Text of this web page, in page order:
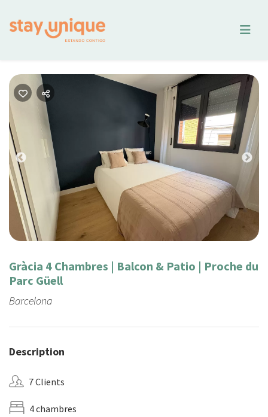
Previous
Gràcia 4 Chambres | Balcon & Patio | Proche du
Parc Güell
Barcelona
Description
7 Clients
4 chambres